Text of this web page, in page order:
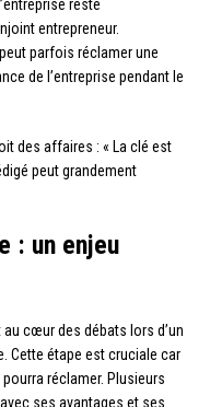
reste
entrepreneur.
parfois réclamer une
de l’entreprise pendant le
des affaires : « La clé est
peut grandement
: un enjeu
cœur des débats lors d’un
Cette étape est cruciale car
réclamer. Plusieurs
ses avantages et ses